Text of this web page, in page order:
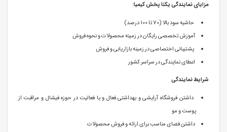
مزایای نمایندگی یکتا پخش کیمیا:
حاشیه سود بالا (70 تا 100 درصد)
آموزش تخصصی رایگان در زمینه محصولات و نحوه فروش
پشتیبانی اختصاصی در زمینه بازاریابی و فروش
اعطای نمایندگی در سراسر کشور
شرایط نمایندگی
داشتن فروشگاه آرایشی و بهداشتی فعال و یا فعالیت در حوزه فیشال و مراقبت از
پوست و مو
داشتن فضای مناسب برای ارائه و فروش محصولات